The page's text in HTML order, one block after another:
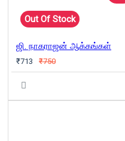
Out Of Stock
ஜி. நாகராஜன் ஆக்கங்கள்
₹713 ₹750